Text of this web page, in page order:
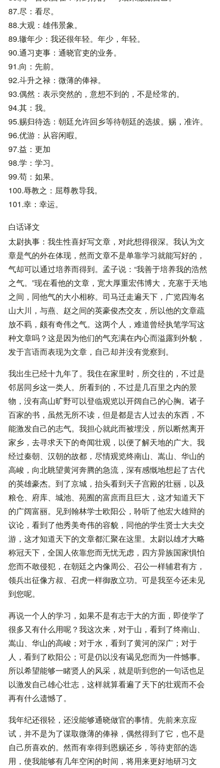
87.尽：看尽。
88.大观：雄伟景象。
89.辙年少：我还很年轻。年少，年轻。
90.通习吏事：通晓官吏的业务。
91.向：先前。
92.斗升之禄：微薄的俸禄。
93.偶然：表示突然的，意想不到的，不是经常的。
94.其：我。
95.赐归待选：朝廷允许回乡等待朝廷的选拔。赐，准许。
96.优游：从容闲暇。
97.益：更加
98.学：学习。
99.苟：如果。
100.辱教之：屈尊教导我。
101.幸：幸运。
白话译文
太尉执事：我生性喜好写文章，对此想得很深。我认为文
章是气的外在体现，然而文章不是单靠学习就能写好的，
气却可以通过培养而得到。孟子说：“我善于培养我的浩然
之气。”现在看他的文章，宽大厚重宏伟博大，充塞于天地
之间，同他气的大小相称。司马迁走遍天下，广览四海名
山大川，与燕、赵之间的英豪俊杰交友，所以他的文章疏
放不羁，颇有奇伟之气。这两个人，难道曾经执笔学写这
种文章吗？这是因为他们的气充满在内心而溢露到外貌，
发于言语而表现为文章，自己却并没有觉察到。
我出生已经十九年了。我住在家里时，所交往的，不过是
邻居同乡这一类人。所看到的，不过是几百里之内的景
物，没有高山旷野可以登临观览以开阔自己的心胸。诸子
百家的书，虽然无所不读，但是都是古人过去的东西，不
能激发自己的志气。我担心就此而被埋没，所以断然离开
家乡，去寻求天下的奇闻壮观，以便了解天地的广大。我
经过秦朝、汉朝的故都，尽情观览终南山、嵩山、华山的
高峻，向北眺望黄河奔腾的急流，深有感慨地想起了古代
的英雄豪杰。到了京城，抬头看到天子宫殿的壮丽，以及
粮仓、府库、城池、苑囿的富庶而且巨大，这才知道天下
的广阔富丽。见到翰林学士欧阳公，聆听了他宏大雄辩的
议论，看到了他秀美奇伟的容貌，同他的学生贤士大夫交
游，这才知道天下的文章都汇聚在这里。太尉以雄才大略
称冠天下，全国人依靠您而无忧无虑，四方异族国家惧怕
您而不敢侵犯，在朝廷之内像周公、召公一样辅君有方，
领兵出征像方叔、召虎一样御敌立功。可是我至今还未见
到您呢。
再说一个人的学习，如果不是有志于大的方面，即使学了
很多又有什么用呢？我这次来，对于山，看到了终南山、
嵩山、华山的高峻；对于水，看到了黄河的深广；对于
人，看到了欧阳公；可是仍以没有谒见您而为一件憾事。
所以希望能够一睹贤人的风采，就是听到您的一句话也足
以激发自己雄心壮志，这样就算看遍了天下的壮观而不会
再有什么遗憾了。
我年纪还很轻，还没能够通晓做官的事情。先前来京应
试，并不是为了谋取微薄的俸禄，偶然得到了它，也不是
自己所喜欢的。然而有幸得到恩赐还乡，等待吏部的选
用，使我能够有几年空闲的时间，将用来更好地研习文